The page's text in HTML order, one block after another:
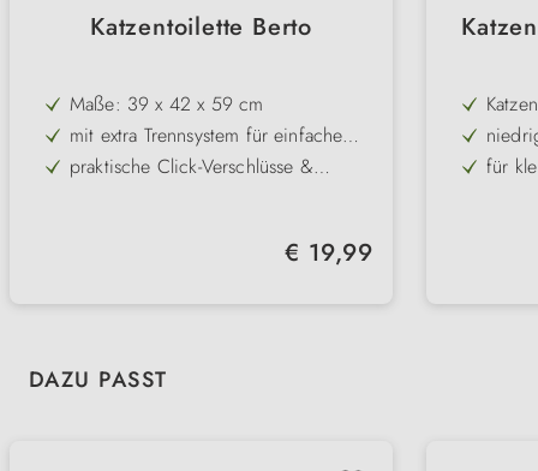
Katzentoilette Berto
Maße: 39 x 42 x 59 cm
mit extra Trennsystem für einfache
Reinigung
praktische Click-Verschlüsse &
Regulärer Preis:
€ 19,99
für
Produktgalerie überspringen
DAZU PASST